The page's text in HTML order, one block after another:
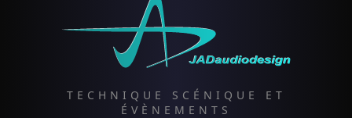
TECHNIQUE SCÉNIQUE ET
ÉVÈNEMENTS